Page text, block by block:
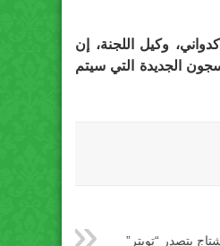
وكيل اللجنة، إن
الجديدة التي سيتم
يتصدر “تويتر”